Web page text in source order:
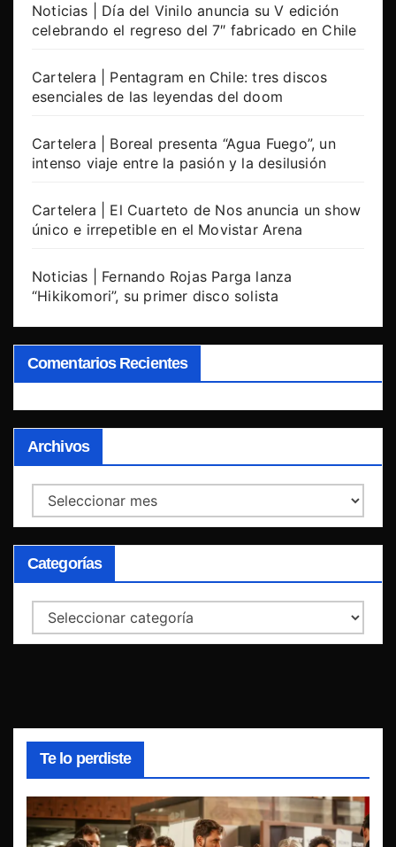
Noticias | Día del Vinilo anuncia su V edición
celebrando el regreso del 7″ fabricado en Chile
Cartelera | Pentagram en Chile: tres discos
esenciales de las leyendas del doom
Cartelera | Boreal presenta “Agua Fuego”, un
intenso viaje entre la pasión y la desilusión
Cartelera | El Cuarteto de Nos anuncia un show
único e irrepetible en el Movistar Arena
Noticias | Fernando Rojas Parga lanza
“Hikikomori”, su primer disco solista
Comentarios Recientes
Archivos
Archivos
Categorías
Categorías
Te lo perdiste